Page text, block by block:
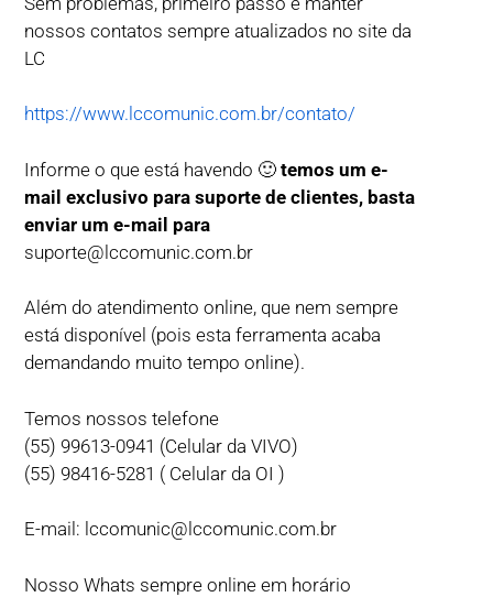
nossos contatos sempre atualizados no site da
LC
https://www.lccomunic.com.br/contato/
Informe o que está havendo 🙂 temos um e-
mail exclusivo para suporte de clientes, basta
enviar um e-mail para
suporte@lccomunic.com.br
Além do atendimento online, que nem sempre
está disponível (pois esta ferramenta acaba
demandando muito tempo online).
Temos nossos telefone
(55) 99613-0941 (Celular da VIVO)
(55) 98416-5281 ( Celular da OI )
E-mail: lccomunic@lccomunic.com.br
Nosso Whats sempre online em horário